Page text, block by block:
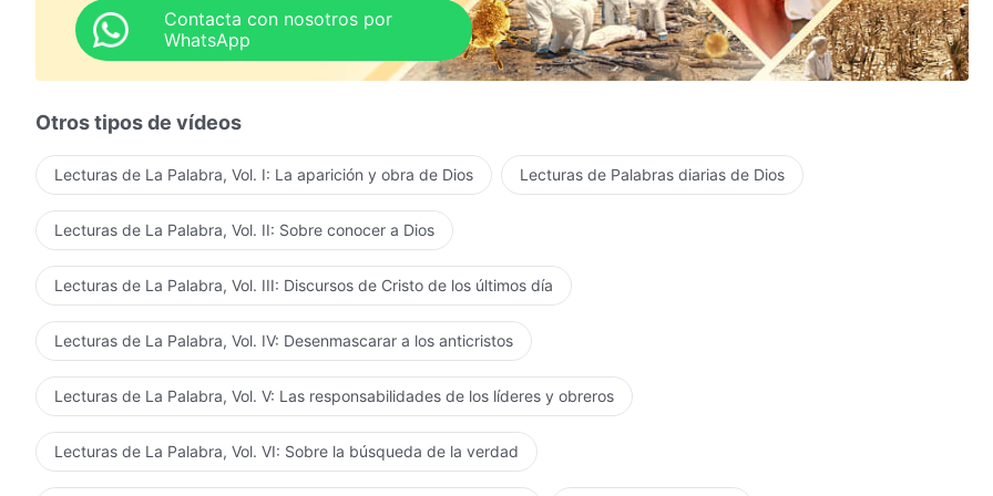
Contacta con nosotros por
WhatsApp
Otros tipos de vídeos
Lecturas de La Palabra, Vol. I: La aparición y obra de Dios Lecturas de Palabras diarias de Dios
Lecturas de La Palabra, Vol. II: Sobre conocer a Dios
Lecturas de La Palabra, Vol. III: Discursos de Cristo de los últimos día
Lecturas de La Palabra, Vol. IV: Desenmascarar a los anticristos
Lecturas de La Palabra, Vol. V: Las responsabilidades de los líderes y obreros
Lecturas de La Palabra, Vol. VI: Sobre la búsqueda de la verdad